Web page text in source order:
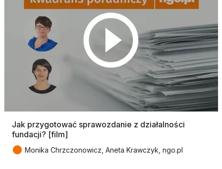
Jak przygotować sprawozdanie z działalności
fundacji? [film]
● Monika Chrzczonowicz, Aneta Krawczyk, ngo.pl